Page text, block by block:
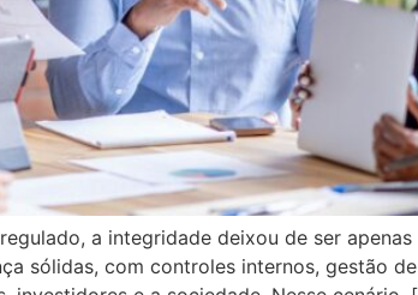
a integridade deixou de ser
sólidas, com controles internos, gestão